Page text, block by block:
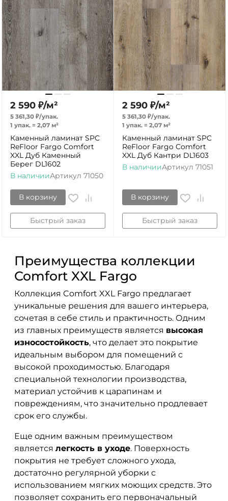
2 590 ₽/м²
5 361,30 ₽/упак.
1 упак. = 2,07 м²
Каменный ламинат SPC
ReFloor Fargo Comfort
XXL Дуб Каменный
Берег DL1602
В наличииАртикул 71050
В корзину
Быстрый заказ
2 590 ₽/м²
5 361,30 ₽/упак.
1 упак. = 2,07 м²
Каменный ламинат SPC
ReFloor Fargo Comfort
XXL Дуб Кантри DL1603
В наличииАртикул 71051
В корзину
Быстрый заказ
Преимущества коллекции
Comfort XXL Fargo
Коллекция Comfort XXL Fargo предлагает
уникальные решения для вашего интерьера,
сочетая в себе стиль и практичность. Одним
из главных преимуществ является высокая
износостойкость, что делает это покрытие
идеальным выбором для помещений с
высокой проходимостью. Благодаря
специальной технологии производства,
материал устойчив к царапинам и
повреждениям, что значительно продлевает
срок его службы.
Еще одним важным преимуществом
является легкость в уходе. Поверхность
покрытия не требует сложного ухода,
достаточно регулярной уборки с
использованием мягких моющих средств. Это
позволяет сохранить его первоначальный